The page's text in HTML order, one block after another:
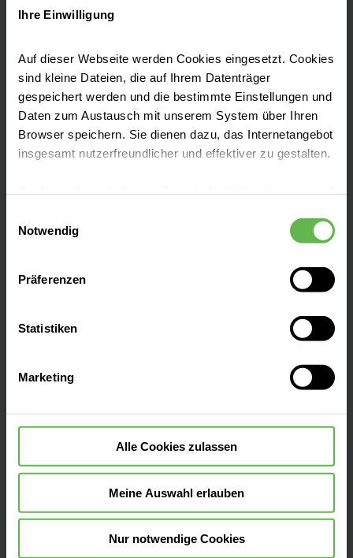
Ihre Einwilligung
Auf dieser Webseite werden Cookies eingesetzt. Cookies
sind kleine Dateien, die auf Ihrem Datenträger
gespeichert werden und die bestimmte Einstellungen und
Daten zum Austausch mit unserem System über Ihren
Browser speichern. Sie dienen dazu, das Internetangebot
insgesamt nutzerfreundlicher und effektiver zu gestalten.
eingesetzt werden.
Es steht Ihnen frei, unsere Seite mit nur den notwendigen
Cookies zu benutzen, eine individuelle Auswahl
oder durch Auswahl von „Alle Cookies akzeptieren“ in die
widerrufen.
Notwendig
Präferenzen
Statistiken
Marketing
Alle Cookies zulassen
Meine Auswahl erlauben
Nur notwendige Cookies
Wir sind eine leistungsfähige Klinik der Akut-,
Notfall- und Spezialversorgung. Als
akademisches Lehrkrankenhaus der
Universität Bonn stehen wir für moderne
Medizin in einem menschlichen Umfeld.
Kontakt & Anfahrt
Presse und Aktuelles